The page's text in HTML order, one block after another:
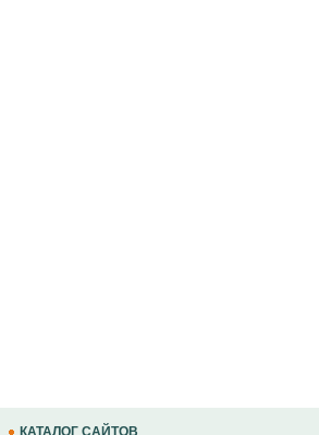
КАТАЛОГ САЙТОВ